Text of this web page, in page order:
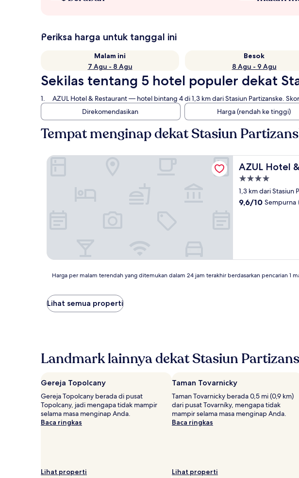
Periksa harga untuk tanggal ini
Malam ini
7 Agu - 8 Agu
Besok
8 Agu - 9 Agu
Sekilas tentang 5 hotel populer dekat
AZUL Hotel & Restaurant— hotel bintang 4 di 1,3 km dari Stasiun Partizanske.
Direkomendasikan
Harga (rendah ke tinggi)
Tempat menginap dekat Stasiun
AZUL Hotel
AZUL Hotel &
Properti
bintang
4.0
1,3 km dari Stasiun
9.6
9,6/10 Sempurna
AZUL Hotel & Restaurant
Harga
malam
terendah
yang
terakhir
berdasarkan
1
malam
untuk
2
tamu
dewasa.
berubah
sewaktu-
Harga per malam terendah yang ditemukan dalam 24 jam terakhir berdasarkan pencarian
Lihat semua properti
Landmark lainnya dekat Stasiun
Gereja Topolcany
Gereja Topolcany berada di pusat
Topolcany, jadi mengapa tidak mampir
selama masa menginap Anda.
Baca ringkas
Lihat properti
Taman Tovarnicky
Taman Tovarnicky berada 0,5 mi (0,9 km)
dari pusat Tovarníky, mengapa tidak
mampir selama masa menginap Anda.
Baca ringkas
Lihat properti